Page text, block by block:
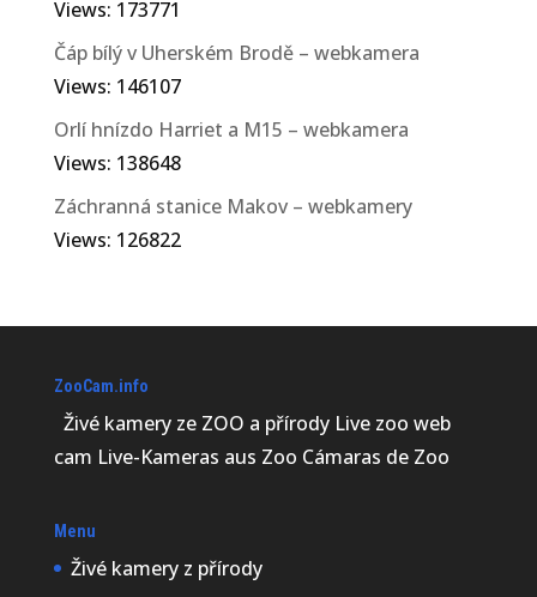
Views: 173771
Čáp bílý v Uherském Brodě – webkamera
Views: 146107
Orlí hnízdo Harriet a M15 – webkamera
Views: 138648
Záchranná stanice Makov – webkamery
Views: 126822
ZooCam.info
Živé kamery ze ZOO a přírody Live zoo web
cam Live-Kameras aus Zoo Cámaras de Zoo
Menu
Živé kamery z přírody